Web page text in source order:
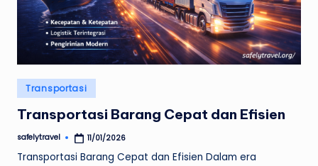
Posted
in
Transportasi
Transportasi Barang Cepat dan Efisien
Posted
safelytravel 11/01/2026
Transportasi Barang Cepat dan Efisien Dalam era